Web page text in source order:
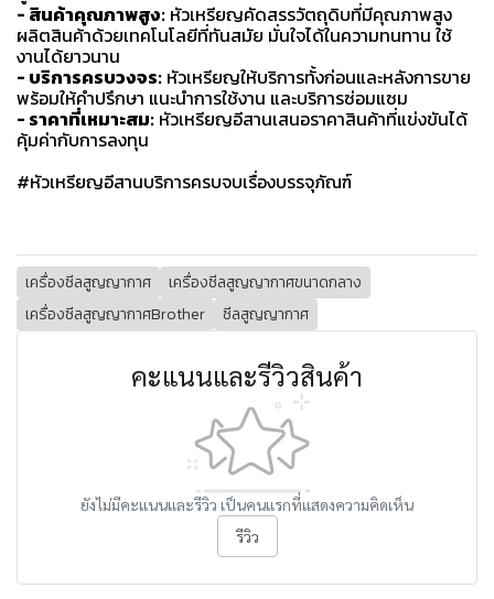
- สินค้าคุณภาพสูง: หัวเหรียญคัดสรรวัตถุดิบที่มีคุณภาพสูง
ผลิตสินค้าด้วยเทคโนโลยีที่ทันสมัย มั่นใจได้ในความทนทาน ใช้
งานได้ยาวนาน
- บริการครบวงจร: หัวเหรียญให้บริการทั้งก่อนและหลังการขาย
พร้อมให้คำปรึกษา แนะนำการใช้งาน และบริการซ่อมแซม
- ราคาที่เหมาะสม: หัวเหรียญอีสานเสนอราคาสินค้าที่แข่งขันได้
คุ้มค่ากับการลงทุน
#หัวเหรียญอีสานบริการครบจบเรื่องบรรจุภัณฑ์
เครื่องซีลสูญญากาศ
เครื่องซีลสูญญากาศขนาดกลาง
เครื่องซีลสูญญากาศBrother
ซีลสูญญากาศ
คะแนนและรีวิวสินค้า
ยังไม่มีคะแนนและรีวิว เป็นคนแรกที่แสดงความคิดเห็น
รีวิว